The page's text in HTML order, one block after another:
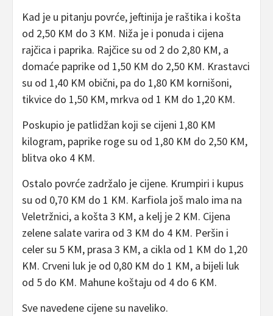
Kad je u pitanju povrće, jeftinija je raštika i košta
od 2,50 KM do 3 KM. Niža je i ponuda i cijena
rajčica i paprika. Rajčice su od 2 do 2,80 KM, a
domaće paprike od 1,50 KM do 2,50 KM. Krastavci
su od 1,40 KM obični, pa do 1,80 KM kornišoni,
tikvice do 1,50 KM, mrkva od 1 KM do 1,20 KM.
Poskupio je patlidžan koji se cijeni 1,80 KM
kilogram, paprike roge su od 1,80 KM do 2,50 KM,
blitva oko 4 KM.
Ostalo povrće zadržalo je cijene. Krumpiri i kupus
su od 0,70 KM do 1 KM. Karfiola još malo ima na
Veletržnici, a košta 3 KM, a kelj je 2 KM. Cijena
zelene salate varira od 3 KM do 4 KM. Peršin i
celer su 5 KM, prasa 3 KM, a cikla od 1 KM do 1,20
KM. Crveni luk je od 0,80 KM do 1 KM, a bijeli luk
od 5 do KM. Mahune koštaju od 4 do 6 KM.
Sve navedene cijene su naveliko.